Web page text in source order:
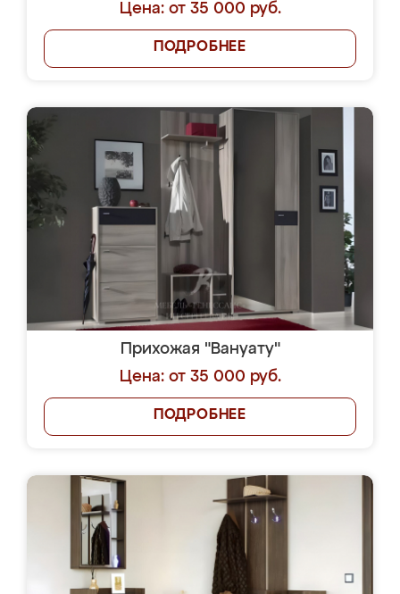
Цена: от 35 000 руб.
ПОДРОБНЕЕ
Прихожая "Вануату"
Цена: от 35 000 руб.
ПОДРОБНЕЕ